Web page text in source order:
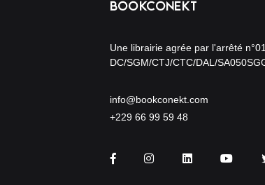
Une librairie agrée par l'arrêté
DC/SGM/CTJ/CTC/DAL/
info@bookconekt.com
+229 66 99 59 48
FacebookInstagramLinkedInYou